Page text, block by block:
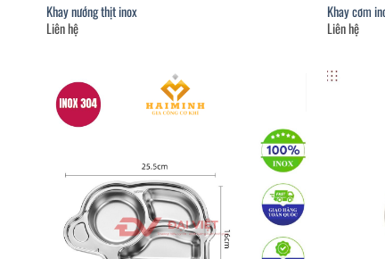
Khay nướng thịt inox
Liên hệ
Khay cơm
Liên hệ